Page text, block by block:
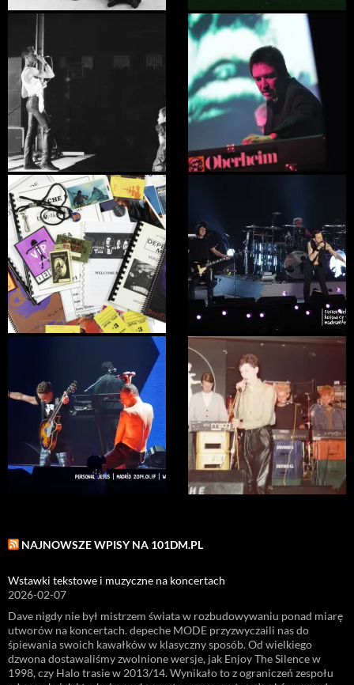
NAJNOWSZE WPISY NA 101DM.PL
Wstawki tekstowe i muzyczne na koncertach
2026-02-07
Dave nigdy nie był mistrzem świata w rozbudowywaniu ponad miarę
utworów na koncertach. depeche MODE przyzwyczaili nas do
śpiewania swoich kawałków w klasyczny sposób. Od wielkiego
dzwona dostawaliśmy zwolnione wersje, jak Enjoy The Silence w
1998, czy Halo trasie w 2013/14. Wynikało to z ograniczeń zespołu